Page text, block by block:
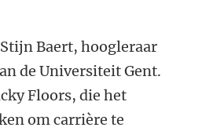
Baert, hoogleraar
de Universiteit Gent.
Floors, die het
om carrière te